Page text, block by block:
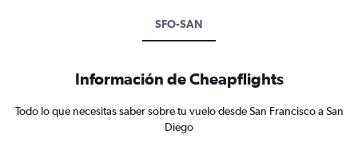
SFO-SAN
Información de Cheapflights
Todo lo que necesitas saber sobre tu vuelo desde San Francisco a San
Diego